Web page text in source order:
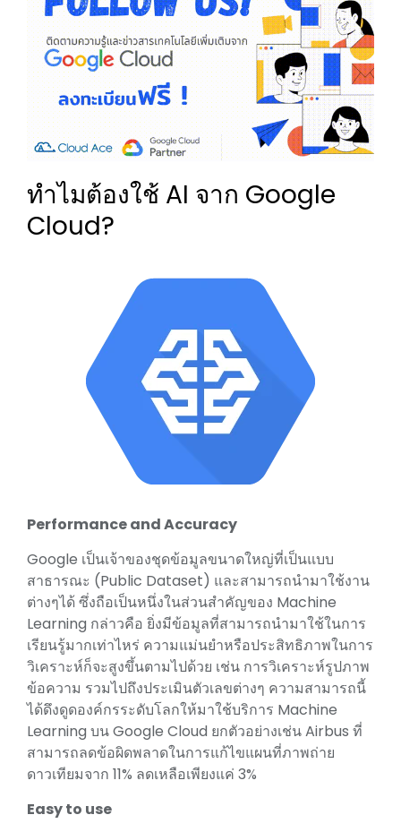
ทำไมต้องใช้ AI จาก Google
Cloud?
Performance and Accuracy
Google เป็นเจ้าของชุดข้อมูลขนาดใหญ่ที่เป็นแบบ
สาธารณะ (Public Dataset) และสามารถนำมาใช้งาน
ต่างๆได้ ซึ่งถือเป็นหนึ่งในส่วนสำคัญของ Machine
Learning กล่าวคือ ยิ่งมีข้อมูลที่สามารถนำมาใช้ในการ
เรียนรู้มากเท่าไหร่ ความแม่นยำหรือประสิทธิภาพในการ
วิเคราะห์ก็จะสูงขึ้นตามไปด้วย เช่น การวิเคราะห์รูปภาพ
ข้อความ รวมไปถึงประเมินตัวเลขต่างๆ ความสามารถนี้
ได้ดึงดูดองค์กรระดับโลกให้มาใช้บริการ Machine
Learning บน Google Cloud ยกตัวอย่างเช่น Airbus ที่
สามารถลดข้อผิดพลาดในการแก้ไขแผนที่ภาพถ่าย
ดาวเทียมจาก 11% ลดเหลือเพียงแค่ 3%
Easy to use